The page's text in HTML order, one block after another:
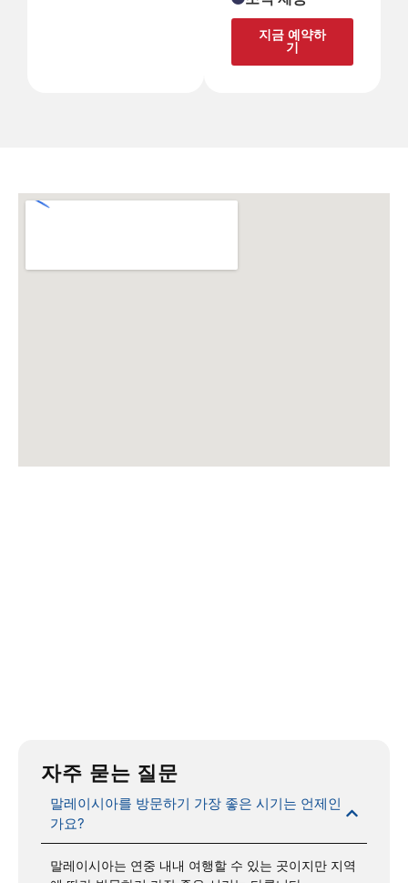
지금 예약하
기
자주 묻는 질문
말레이시아를 방문하기 가장 좋은 시기는 언제인
가요?
말레이시아는 연중 내내 여행할 수 있는 곳이지만 지역